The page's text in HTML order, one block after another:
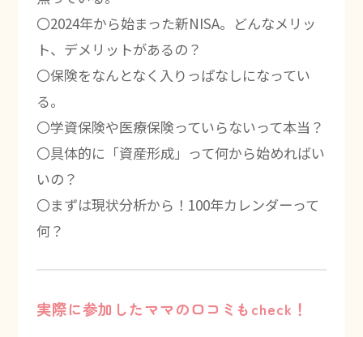
〇2024年から始まった新NISA。どんなメリッ
ト、デメリットがあるの？
〇保険をなんとなく入りっぱなしになってい
る。
〇学資保険や医療保険っていらないって本当？
〇具体的に「資産形成」って何から始めればい
いの？
〇まずは現状分析から！100年カレンダーって
何？
実際に参加したママの口コミもcheck！